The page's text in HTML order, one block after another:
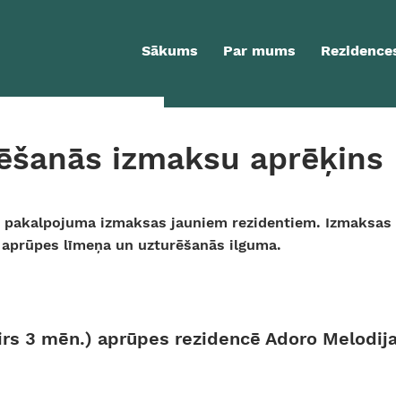
Sākums Par mums
3 mēn.) aprūpes rezidencē Adoro
izmaksu aprēķins
pakalpojuma izmaksas jauniem rezidentiem.
līmeņa un uzturēšanās ilguma.